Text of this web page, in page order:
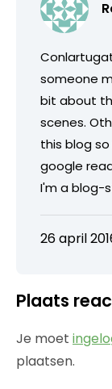
someone
bit about
scenes.
this blog
google
I'm a blog-
26 april
Plaats
Je moet
plaatsen.